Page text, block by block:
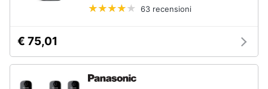
63 recensioni
€ 75,01